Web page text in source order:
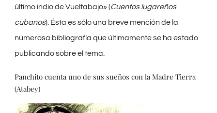
último indio de Vueltabajo» (Cuentos lugareños
cubanos). Ésta es sólo una breve mención de la
numerosa bibliografía que últimamente se ha estado
publicando sobre el tema.
Panchito cuenta uno de sus sueños con la Madre Tierra
(Atabey)